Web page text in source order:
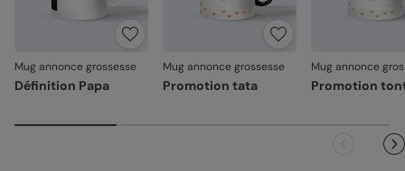
Si vous constatez le moindre souci lié à l'impression ou à
l’acheminement, contactez-nous dans les 30 jours. Nous
nous occupons de tout et relançons une impression si
En revanche, si le point concerne la personnalisation que
Mug annonce grossesse
Définition Papa
Mug annonce grossesse
Promotion tata
Mug annonce
Promotion